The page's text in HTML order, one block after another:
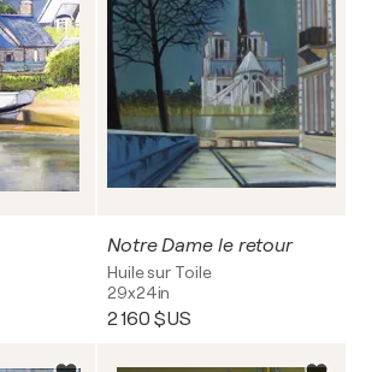
Notre Dame le retour
Huile sur Toile
29x24in
2 160 $US